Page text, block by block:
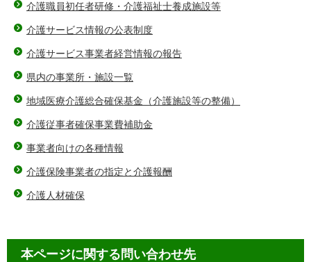
介護職員初任者研修・介護福祉士養成施設等
介護サービス情報の公表制度
介護サービス事業者経営情報の報告
県内の事業所・施設一覧
地域医療介護総合確保基金（介護施設等の整備）
介護従事者確保事業費補助金
事業者向けの各種情報
介護保険事業者の指定と介護報酬
介護人材確保
本ページに関する問い合わせ先